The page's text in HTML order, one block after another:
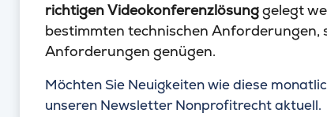
richtigen Videokonferenzlösunggelegt
bestimmten technischen
Anforderungen genügen.
Möchten Sie Neuigkeiten wie diese
unseren Newsletter Nonprofitrecht aktuell.